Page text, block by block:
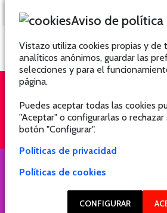
QUIÉNES SOMOS
Aviso de política
Vistazo utiliza cookies propias y de
analíticos anónimos, guardar las
selecciones y para el
página.
Puedes aceptar todas las cookies
"Aceptar" o configurarlas o
botón "Configurar".
Políticas de privacidad
Políticas de cookies
CONFIGURAR